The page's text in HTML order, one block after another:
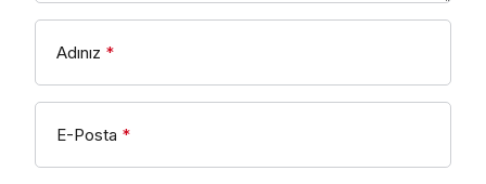
Adınız *
E-Posta *